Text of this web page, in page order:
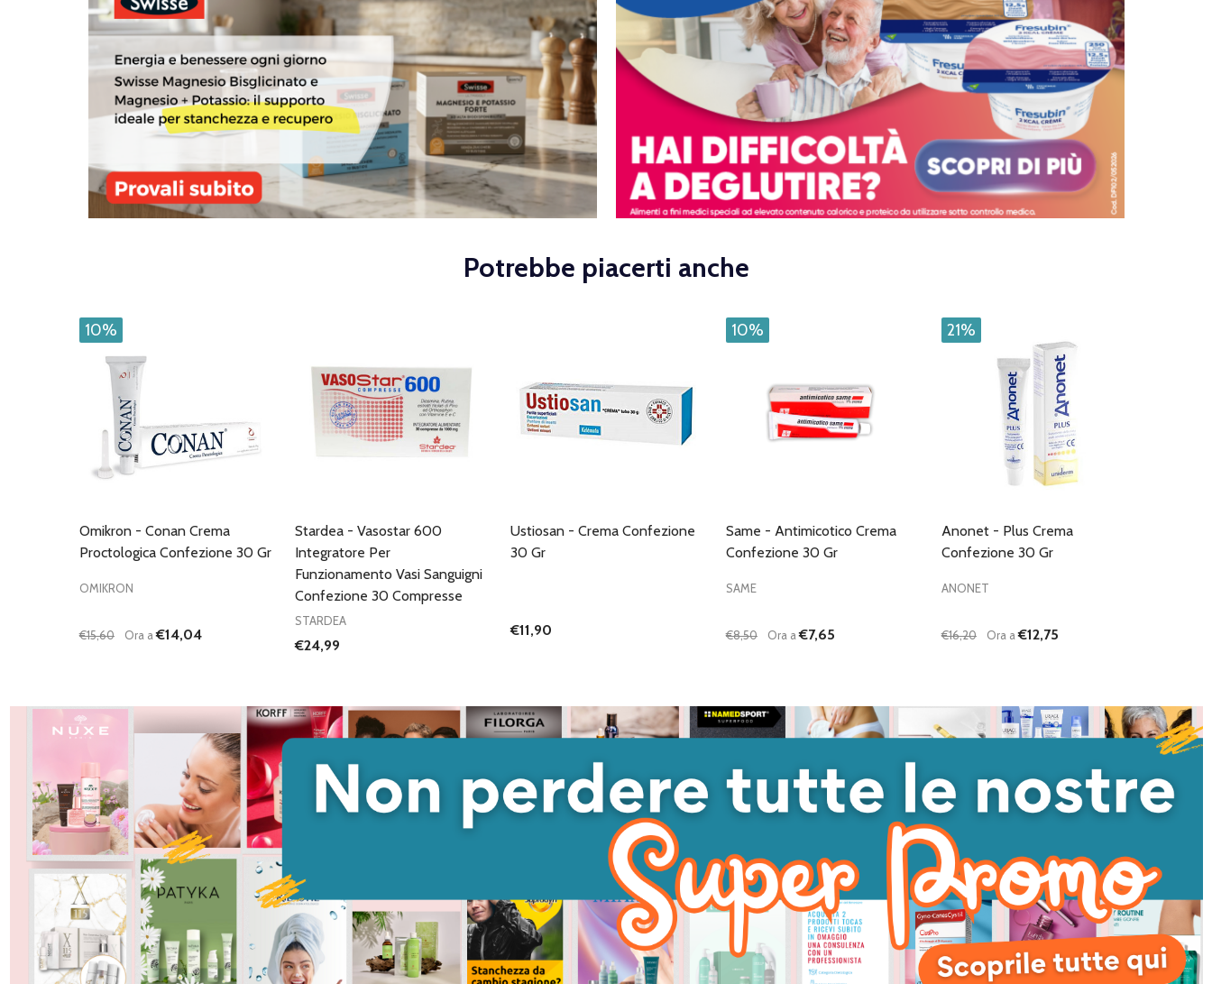
Potrebbe piacerti anche
10%
Omikron - Conan Crema
Proctologica Confezione 30 Gr
OMIKRON
€15,60 Ora a€14,04
Stardea - Vasostar 600
Integratore Per
Funzionamento Vasi Sanguigni
Confezione 30 Compresse
STARDEA
€24,99
Ustiosan - Crema Confezione
30 Gr
€11,90
10%
Same - Antimicotico Crema
Confezione 30 Gr
SAME
€8,50 Ora a€7,65
21%
Anonet - Plus Crema
Confezione 30 Gr
ANONET
€16,20 Ora a€12,75